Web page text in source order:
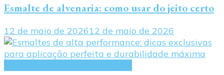
Esmalte de alvenaria: como usar do jeito certo
12 de maio de 202612 de maio de 2026